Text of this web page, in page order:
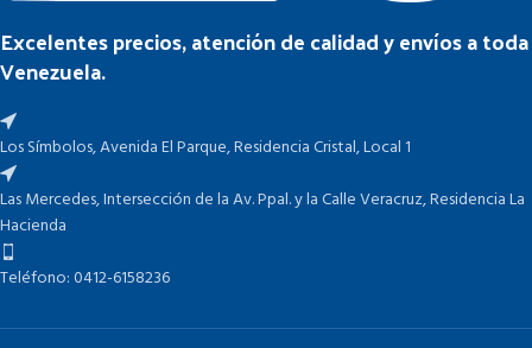
Excelentes precios, atención de calidad y envíos a toda
Venezuela.
Los Símbolos, Avenida El Parque, Residencia Cristal, Local 1
Las Mercedes, Intersección de la Av. Ppal. y la Calle Veracruz, Residencia La
Hacienda
Teléfono: 0412-6158236